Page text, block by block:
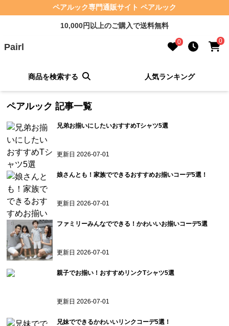
ペアルック専門通販サイト ペアルック
10,000円以上のご購入で送料無料
Pairl 0 0
商品を検索する 人気ランキング
ペアルック 記事一覧
兄弟お揃いにしたいおすすめTシャツ5選
更新日2026-07-01
娘さんとも！家族でできるおすすめお揃いコーデ5選！
更新日2026-07-01
ファミリーみんなでできる！かわいいお揃いコーデ5選
更新日2026-07-01
親子でお揃い！おすすめリンクTシャツ5選
更新日2026-07-01
兄妹でできるかわいいリンクコーデ5選！